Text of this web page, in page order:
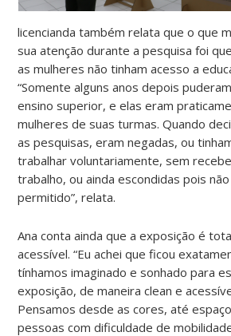
licencianda também relata que o que
sua atenção durante a pesquisa foi
as mulheres não tinham acesso a
“Somente alguns anos depois
ensino superior, e elas eram
mulheres de suas turmas. Quando
as pesquisas, eram negadas, ou
trabalhar voluntariamente, sem
trabalho, ou ainda escondidas pois
permitido”, relata.
Ana conta ainda que a exposição é
acessível. “Eu achei que ficou
tínhamos imaginado e sonhado para
exposição, de maneira clean e
Pensamos desde as cores, até
pessoas com dificuldade de